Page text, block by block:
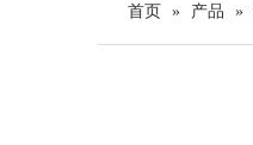
首页 » 产品 »